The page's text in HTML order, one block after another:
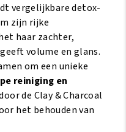
vergelijkbare detox-
zijn rijke
haar zachter,
volume en glans.
om een unieke
reiniging en
de Clay & Charcoal
het behouden van